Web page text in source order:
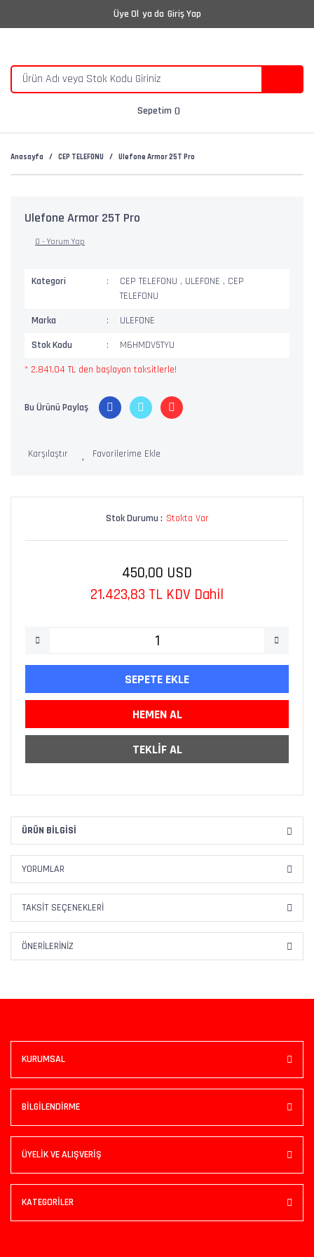
Üye Ol ya da Giriş Yap
Sepetim
Anasayfa CEP TELEFONU Ulefone Armor 25T Pro
Ulefone Armor 25T Pro
0 - Yorum Yap
Kategori CEP TELEFONU , ULEFONE , CEP
TELEFONU
Marka
ULEFONE
Stok Kodu
M6HMDV5TYU
* 2.841,04 TL den başlayan taksitlerle!
Bu Ürünü Paylaş
Karşılaştır
Stok Durumu : Stokta Var
450,00 USD
21.423,83 TL KDV Dahil
SEPETE EKLE
HEMEN AL
TEKLİF AL
ÜRÜN BILGISI
YORUMLAR
TAKSIT SEÇENEKLERI
ÖNERILERINIZ
KURUMSAL
BİLGİLENDİRME
ÜYELİK VE ALIŞVERİŞ
KATEGORİLER